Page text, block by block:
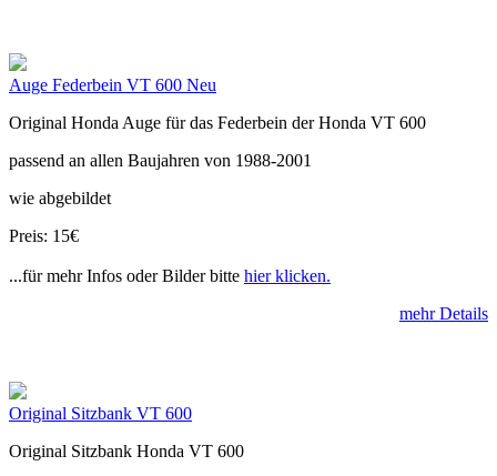
Auge Federbein VT 600 Neu
Original Honda Auge für das Federbein der Honda VT 600
passend an allen Baujahren von 1988-2001
wie abgebildet
Preis: 15€
...für mehr Infos oder Bilder bitte hier klicken.
mehr Details
Original Sitzbank VT 600
Original Sitzbank Honda VT 600